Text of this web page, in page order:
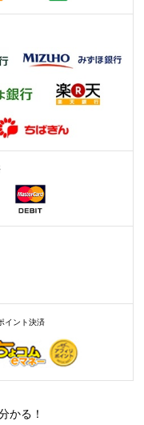
イント決済
かる！